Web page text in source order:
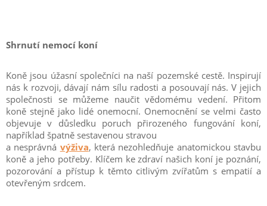
Shrnutí nemocí koní
Koně jsou úžasní společníci na naší pozemské cestě. Inspirují
nás k rozvoji, dávají nám sílu radosti a posouvají nás. V jejich
společnosti se můžeme naučit vědomému vedení. Přitom
koně stejně jako lidé onemocní. Onemocnění se velmi často
objevuje v důsledku poruch přirozeného fungování koní,
například špatně sestavenou stravou
a nesprávná výživa, která nezohledňuje anatomickou stavbu
koně a jeho potřeby. Klíčem ke zdraví našich koní je poznání,
pozorování a přístup k těmto citlivým zvířatům s empatií a
otevřeným srdcem.